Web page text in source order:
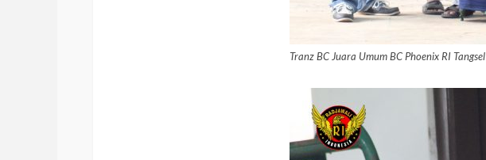
Tranz BC Juara Umum BC Phoenix RI Tangsel